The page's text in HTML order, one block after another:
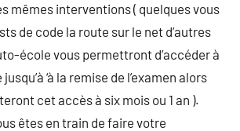
mêmes interventions ( quelques vous
de code la route sur le net d’autres
école vous permettront d’accéder à
‘à la remise de l’examen alors
cet accès à six mois ou 1 an ).
êtes en train de faire votre